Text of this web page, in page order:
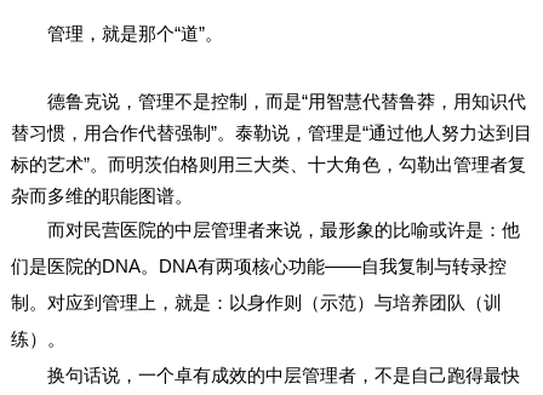
管理，就是那个“道”。
德鲁克说，管理不是控制，而是“用智慧代替鲁莽，用知识代
替习惯，用合作代替强制”。泰勒说，管理是“通过他人努力达到目
标的艺术”。而明茨伯格则用三大类、十大角色，勾勒出管理者复
杂而多维的职能图谱。
而对民营医院的中层管理者来说，最形象的比喻或许是：他
们是医院的DNA。DNA有两项核心功能——自我复制与转录控
制。对应到管理上，就是：以身作则（示范）与培养团队（训
练）。
换句话说，一个卓有成效的中层管理者，不是自己跑得最快